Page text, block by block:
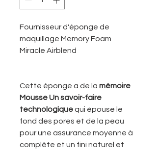
Fournisseur d'éponge de
maquillage Memory Foam
Miracle Airblend
Cette éponge a de la mémoire
Mousse Un savoir-faire
technologiquequi épouse le
fond des pores et de la peau
pour une assurance moyenne à
complète et un fini naturel et